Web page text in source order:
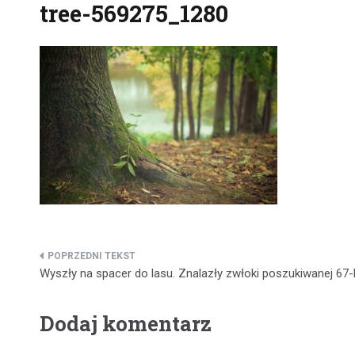
tree-569275_1280
Nawigacja
Wyszły na spacer do lasu. Znalazły zwłoki poszukiwanej
Dodaj komentarz